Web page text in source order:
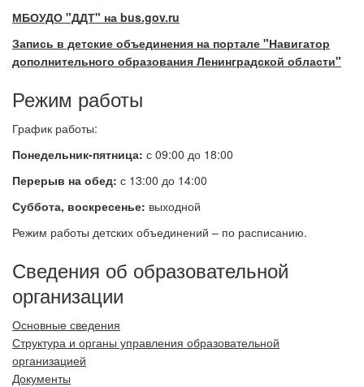
МБОУДО "ДДТ" на bus.gov.ru
Запись в детские объединения на портале "Навигатор
дополнительного образования Ленинградской области"
Режим работы
График работы:
Понедельник-пятница: с 09:00 до 18:00
Перерыв на обед: с 13:00 до 14:00
Суббота, воскресенье: выходной
Режим работы детских объединений – по расписанию.
Сведения об образовательной
организации
Основные сведения
Структура и органы управления образовательной
организацией
Документы